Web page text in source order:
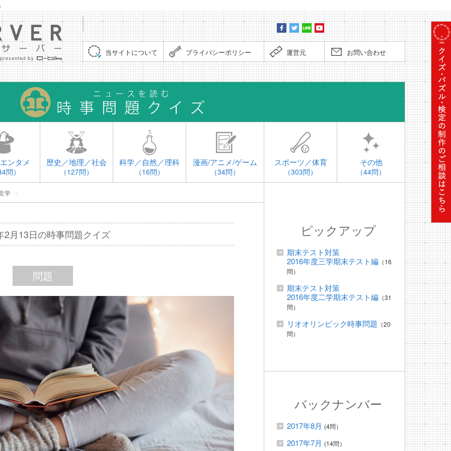
当サイトについて プライバシーポリシー 運営元 お問い合わせ
時事問
ンタメ
問）
歴史／地理／社会
（127問）
科学／自然／理科
（16問）
漫画/アニメ/ゲーム
（34問）
スポーツ／体育
（303問）
その他
（44問）
学 ＞
2月13日の時事問題クイズ
問題
ピックアップ
期末テスト対策
2016年度三学期末テスト編 （16
問）
期末テスト対策
2016年度二学期末テスト編 （31
問）
リオオリンピック時事問題 （20
問）
バックナンバー
2017年8月 (4問）
2017年7月 (14問）